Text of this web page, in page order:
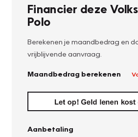
Financier deze
Polo
Berekenen je maandbedrag en
vrijblijvende aanvraag.
Maandbedrag berekenen
Aanbetaling